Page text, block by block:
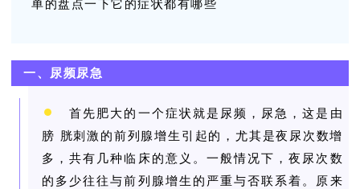
单的盘点一下它的症状都有哪些
一、尿频尿急
首先肥大的一个症状就是尿频，尿急，这是由
膀 胱刺激的前列腺增生引起的，尤其是夜尿次数增
多，共有几种临床的意义。一般情况下，夜尿次数
的多少往往与前列腺增生的严重与否联系着。原来